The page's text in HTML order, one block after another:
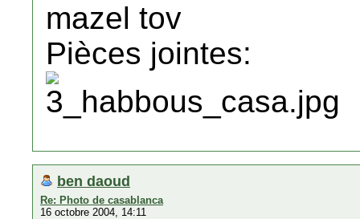
mazel tov
Pièces jointes:
ben daoud
Re: Photo de casablanca
16 octobre 2004, 14:11